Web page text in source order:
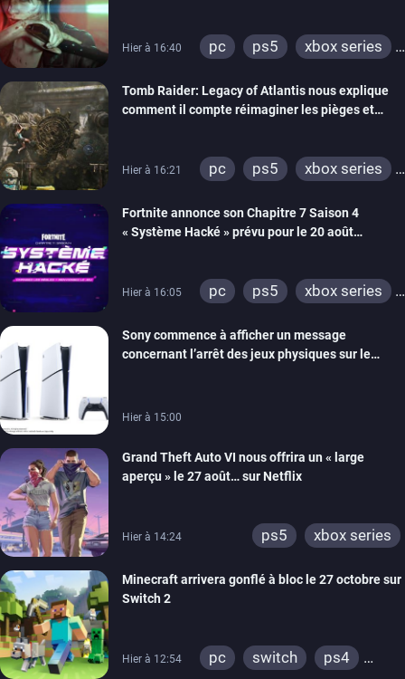
Hier à 16:40 pc ps5
xbox series
Tomb Raider: Legacy of Atlantis nous explique
comment il compte réimaginer les pièges et
Hier à 16:21 pc ps5
xbox series
Fortnite annonce son Chapitre 7 Saison 4
« Système Hacké » prévu pour le 20 août
Hier à 16:05 pc ps5
xbox series
ps4
xbox one
switch 2
Sony commence à afficher un message
concernant l’arrêt des jeux physiques sur le
Hier à 15:00
Grand Theft Auto VI nous offrira un « large
aperçu » le 27 août… sur Netflix
Hier à 14:24 ps5 xbox series
Minecraft arrivera gonflé à bloc le 27 octobre sur
Switch 2
Hier à 12:54 pc switch
ps4